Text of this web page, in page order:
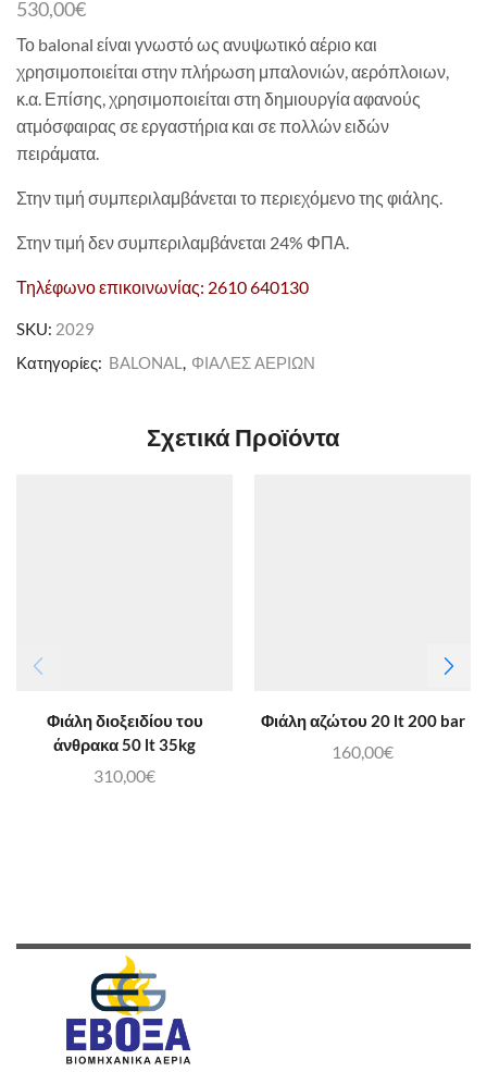
530,00€
Το balonal είναι γνωστό ως ανυψωτικό αέριο και
χρησιμοποιείται στην πλήρωση μπαλονιών, αερόπλοιων,
κ.α. Επίσης, χρησιμοποιείται στη δημιουργία αφανούς
ατμόσφαιρας σε εργαστήρια και σε πολλών ειδών
πειράματα.
Στην τιμή συμπεριλαμβάνεται το περιεχόμενο της φιάλης.
Στην τιμή δεν συμπεριλαμβάνεται 24% ΦΠΑ.
Τηλέφωνο επικοινωνίας: 2610 640130
SKU: 2029
Κατηγορίες: BALONAL ΦΙΑΛΕΣ ΑΕΡΙΩΝ
Σχετικά Προϊόντα
Φιάλη διοξειδίου του
άνθρακα 50 lt 35kg
310,00€
Φιάλη αζώτου 20 lt 200 bar
160,00€